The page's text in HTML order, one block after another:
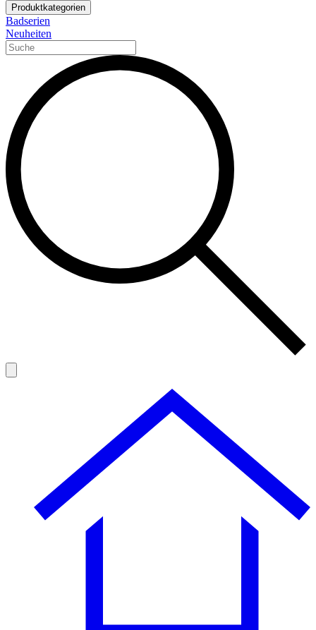
Produktkategorien
Badserien
Neuheiten